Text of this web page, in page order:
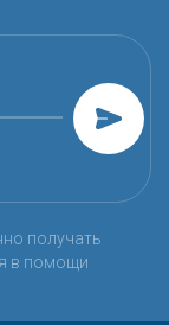
получать
в помощи